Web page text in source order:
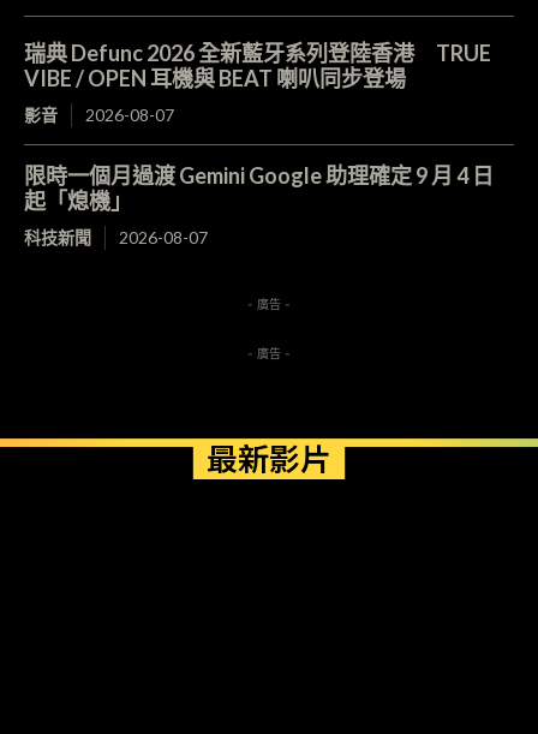
瑞典 Defunc 2026 全新藍牙系列登陸香港 TRUE
VIBE / OPEN 耳機與 BEAT 喇叭同步登場
影音 2026-08-07
限時一個月過渡 Gemini Google 助理確定 9 月 4 日
起「熄機」
科技新聞 2026-08-07
- 廣告 -
- 廣告 -
最新影片